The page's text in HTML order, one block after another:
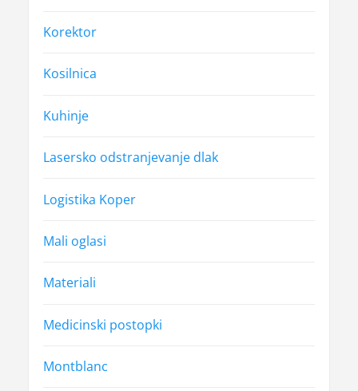
Korektor
Kosilnica
Kuhinje
Lasersko odstranjevanje dlak
Logistika Koper
Mali oglasi
Materiali
Medicinski postopki
Montblanc